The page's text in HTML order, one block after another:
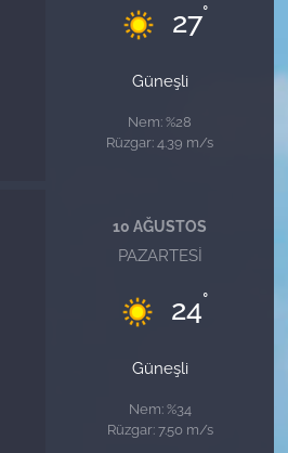
27°
Güneşli
Nem: %28
Rüzgar: 4.39 m/s
10 AĞUSTOS
PAZARTESI
24°
Güneşli
Nem: %34
Rüzgar: 7.50 m/s